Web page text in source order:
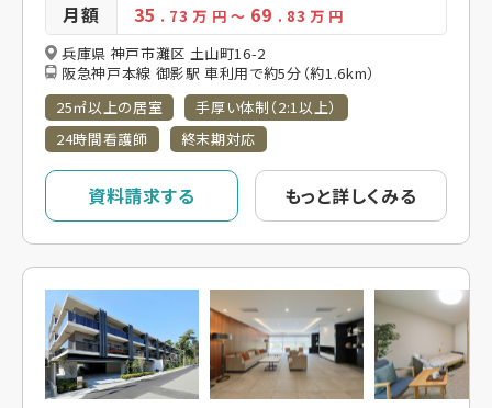
月額 35 . 73万 円 ～ 69 . 83 万 円
兵庫県 神戸市灘区 土山町16-2
阪急神戸本線 御影駅 車利用で約5分（約1.6km）
25㎡以上の居室
手厚い体制（2:1以上）
24時間看護師
終末期対応
資料請求する もっと詳しくみる